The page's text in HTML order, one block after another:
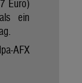
Euro)
ein
AFX